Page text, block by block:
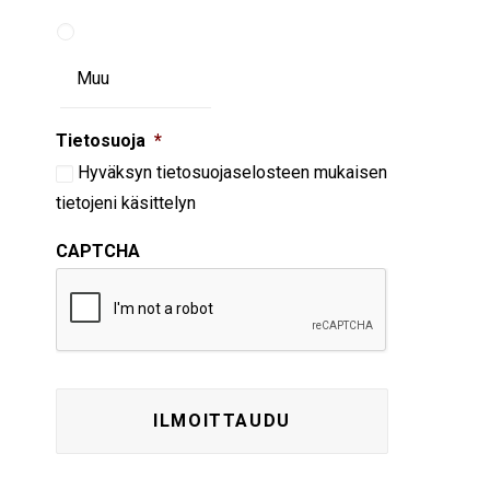
Tietosuoja *
Hyväksyn tietosuojaselosteen mukaisen
tietojeni käsittelyn
CAPTCHA